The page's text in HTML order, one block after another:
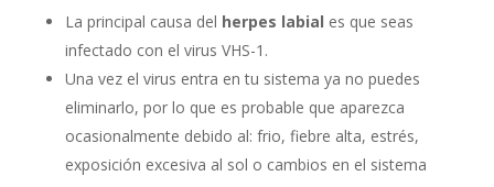
La principal causa del herpes labial es que seas
infectado con el virus VHS-1.
Una vez el virus entra en tu sistema ya no puedes
eliminarlo, por lo que es probable que aparezca
ocasionalmente debido al: frio, fiebre alta, estrés,
exposición excesiva al sol o cambios en el sistema